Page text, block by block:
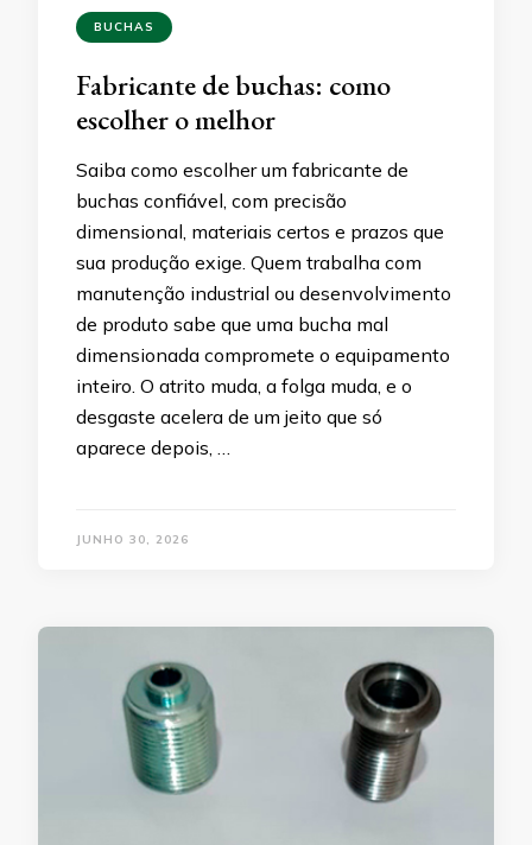
BUCHAS
Fabricante de buchas: como
escolher o melhor
Saiba como escolher um fabricante de
buchas confiável, com precisão
dimensional, materiais certos e prazos que
sua produção exige. Quem trabalha com
manutenção industrial ou desenvolvimento
de produto sabe que uma bucha mal
dimensionada compromete o equipamento
inteiro. O atrito muda, a folga muda, e o
desgaste acelera de um jeito que só
aparece depois, …
JUNHO 30, 2026